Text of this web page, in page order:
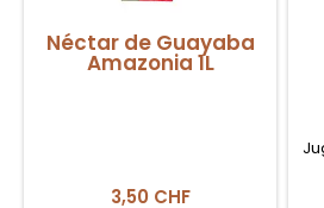
Néctar de Guayaba
Amazonia 1L
3,50 CHF